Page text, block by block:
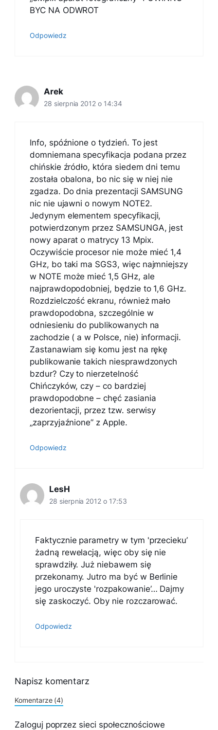
BYC NA ODWROT
Odpowiedz
Arek
28 sierpnia 2012 o 14:34
Info, spóźnione o tydzień. To jest
domniemana specyfikacja podana przez
chińskie źródło, która siedem dni temu
została obalona, bo nic się w niej nie
zgadza. Do dnia prezentacji SAMSUNG
nic nie ujawni o nowym NOTE2.
Jedynym elementem specyfikacji,
potwierdzonym przez SAMSUNGA, jest
nowy aparat o matrycy 13 Mpix.
Oczywiście procesor nie może mieć 1,4
GHz, bo taki ma SGS3, więc najmniejszy
w NOTE może mieć 1,5 GHz, ale
najprawdopodobniej, będzie to 1,6 GHz.
Rozdzielczość ekranu, również mało
prawdopodobna, szczególnie w
odniesieniu do publikowanych na
zachodzie ( a w Polsce, nie) informacji.
Zastanawiam się komu jest na rękę
publikowanie takich niesprawdzonych
bzdur? Czy to nierzetelność
Chińczyków, czy – co bardziej
prawdopodobne – chęć zasiania
dezorientacji, przez tzw. serwisy
„zaprzyjaźnione” z Apple.
Odpowiedz
LesH
28 sierpnia 2012 o 17:53
Faktycznie parametry w tym 'przecieku’
żadną rewelacją, więc oby się nie
sprawdziły. Już niebawem się
przekonamy. Jutro ma być w Berlinie
jego uroczyste 'rozpakowanie’… Dajmy
się zaskoczyć. Oby nie rozczarować.
Odpowiedz
Napisz komentarz
Komentarze (4)
Zaloguj poprzez sieci społecznościowe